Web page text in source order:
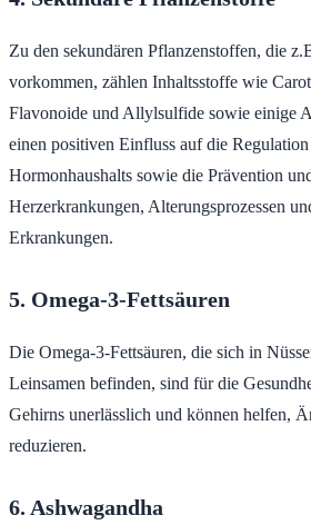
Zu den sekundären Pflanzenstoffen, die
vorkommen, zählen Inhaltsstoffe wie
Flavonoide und Allylsulfide sowie einige
einen positiven Einfluss auf die
Hormonhaushalts sowie die Prävention
Herzerkrankungen, Alterungsprozessen
Erkrankungen.
5. Omega-3-Fettsäuren
Die Omega-3-Fettsäuren, die sich in
Leinsamen befinden, sind für die
Gehirns unerlässlich und können helfen,
reduzieren.
6. Ashwagandha